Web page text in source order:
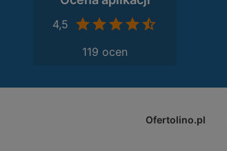
4,5
119 ocen
Ofertolino.pl